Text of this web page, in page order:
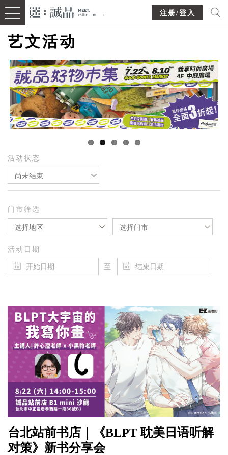
注册/登入
艺文活动
活动状态
尚未结束
门市筛选
选择地区 选择门市
活动日期
至
台北站前书店｜《BLPT 耽美日语听解
对策》新书分享会